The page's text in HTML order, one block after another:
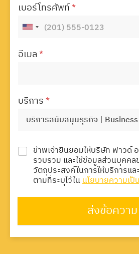
เบอร์โทรศัพท์*
อีเมล*
บริการ*
ข้าพเจ้ายินยอมให้บริษัท ฟาวด์
รวบรวม และใช้ข้อมูลส่วนบุคคล
วัตถุประสงค์ในการให้บริการแ
ตามที่ระบุไว้ในนโยบายความเ
ส่งข้อความ